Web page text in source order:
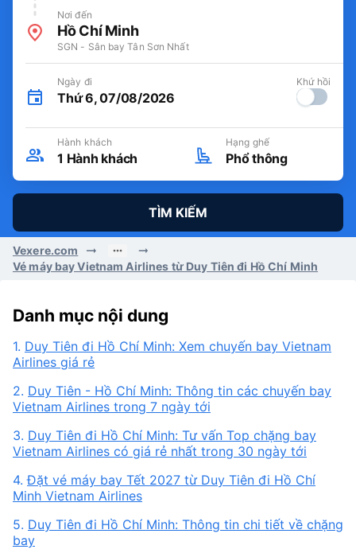
Nơi đến
Hồ Chí Minh
SGN - Sân bay Tân Sơn Nhất
Ngày đi
Thứ 6, 07/08/2026
Khứ hồi
Hành khách
1 Hành khách
Hạng ghế
Phổ thông
TÌM KIẾM
Vexere.com
Vé máy bay Vietnam Airlines từ Duy Tiên đi Hồ Chí Minh
Danh mục nội dung
1. Duy Tiên đi Hồ Chí Minh: Xem chuyến bay Vietnam
Airlines giá rẻ
2. Duy Tiên - Hồ Chí Minh: Thông tin các chuyến bay
Vietnam Airlines trong 7 ngày tới
3. Duy Tiên đi Hồ Chí Minh: Tư vấn Top chặng bay
Vietnam Airlines có giá rẻ nhất trong 30 ngày tới
4.Đặt vé máy bay Tết 2027 từ Duy Tiên đi Hồ Chí
Minh Vietnam Airlines
5. Duy Tiên đi Hồ Chí Minh: Thông tin chi tiết về chặng
bay